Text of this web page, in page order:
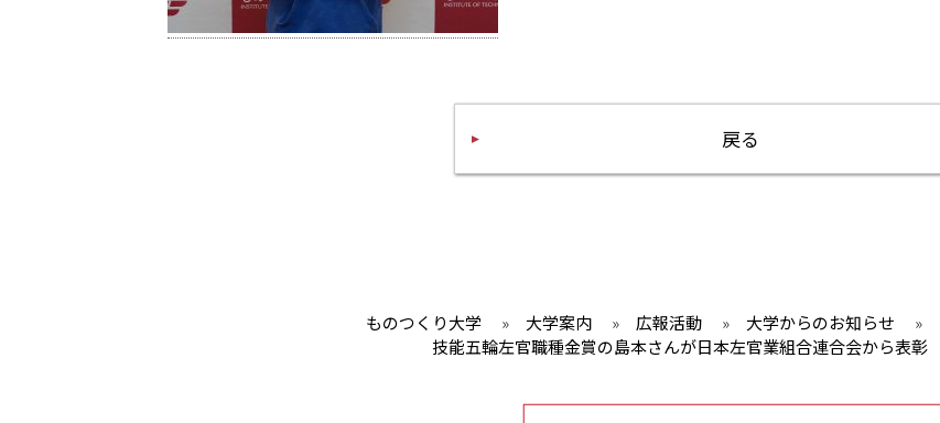
戻る
ものつくり大学 » 大学案内 » 広報活動 » 大学からのお知らせ »
技能五輪左官職種金賞の島本さんが日本左官業組合連合会から表彰